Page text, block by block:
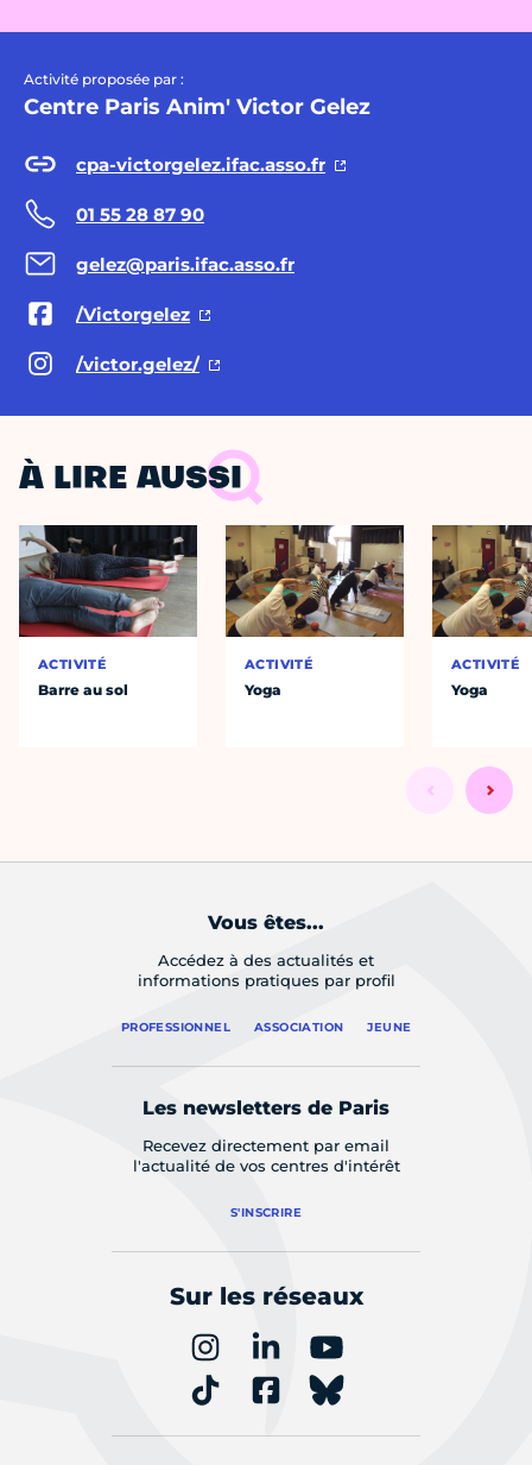
Activité proposée par :
Centre Paris Anim' Victor Gelez
cpa-victorgelez.ifac.asso.fr
01 55 28 87 90
gelez@paris.ifac.asso.fr
/Victorgelez
/victor.gelez/
À LIRE AUSSI
ACTIVITÉ
Barre au sol
ACTIVITÉ
Yoga
ACTIVITÉ
Yoga
Vous êtes...
Accédez à des actualités et
informations pratiques par profil
PROFESSIONNEL ASSOCIATION JEUNE
Les newsletters de Paris
Recevez directement par email
l'actualité de vos centres d'intérêt
S'INSCRIRE
Sur les réseaux